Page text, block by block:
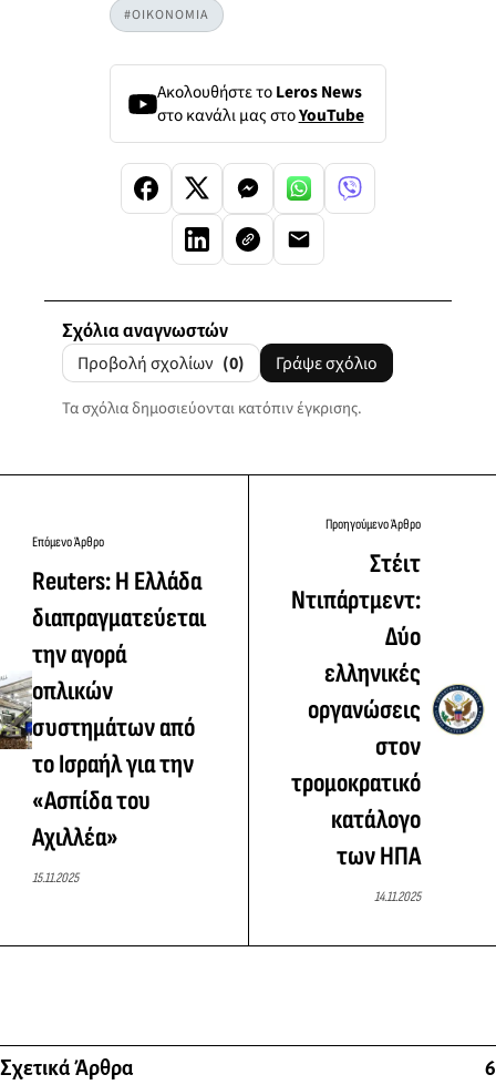
#ΟΙΚΟΝΟΜΙΑ
Ακολουθήστε τοLeros News
στο κανάλι μας στοYouTube
Σχόλια αναγνωστών
Προβολή σχολίων (0) Γράψε σχόλιο
Τα σχόλια δημοσιεύονται κατόπιν έγκρισης.
Επόμενο Άρθρο
Reuters: Η Ελλάδα
διαπραγματεύεται
την αγορά
οπλικών
συστημάτων από
το Ισραήλ για την
«Ασπίδα του
Αχιλλέα»
15.11.2025
Προηγούμενο Άρθρο
Στέιτ
Ντιπάρτμεντ:
Δύο
ελληνικές
οργανώσεις
στον
τρομοκρατικό
κατάλογο
των ΗΠΑ
14.11.2025
Σχετικά Άρθρα 6